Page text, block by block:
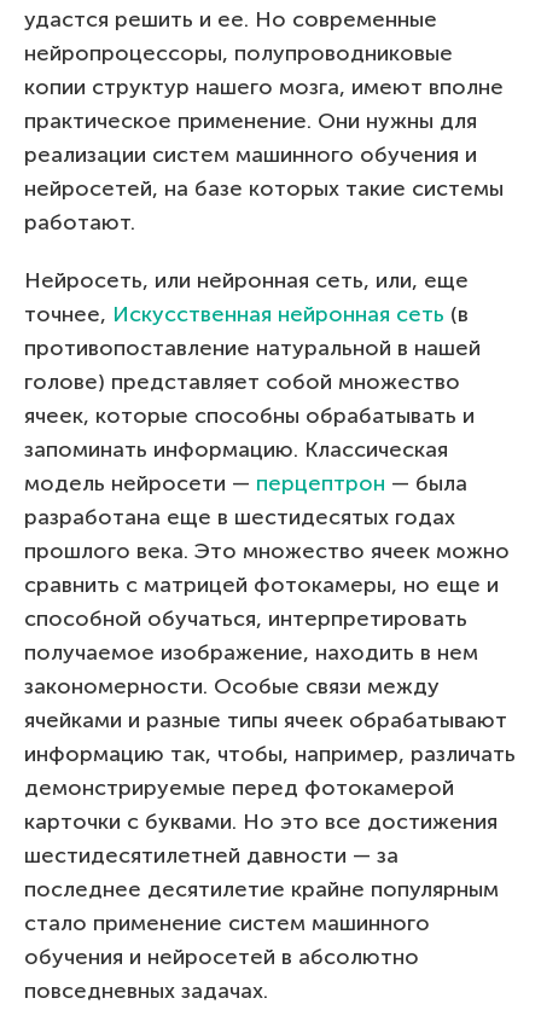
удастся решить и ее. Но современные
нейропроцессоры, полупроводниковые
копии структур нашего мозга, имеют вполне
практическое применение. Они нужны для
реализации систем машинного обучения и
нейросетей, на базе которых такие системы
работают.
Нейросеть, или нейронная сеть, или, еще
точнее, Искусственная нейронная сеть (в
противопоставление натуральной в нашей
голове) представляет собой множество
ячеек, которые способны обрабатывать и
запоминать информацию. Классическая
модель нейросети — перцептрон — была
разработана еще в шестидесятых годах
прошлого века. Это множество ячеек можно
сравнить с матрицей фотокамеры, но еще и
способной обучаться, интерпретировать
получаемое изображение, находить в нем
закономерности. Особые связи между
ячейками и разные типы ячеек обрабатывают
информацию так, чтобы, например, различать
демонстрируемые перед фотокамерой
карточки с буквами. Но это все достижения
шестидесятилетней давности — за
последнее десятилетие крайне популярным
стало применение систем машинного
обучения и нейросетей в абсолютно
повседневных задачах.